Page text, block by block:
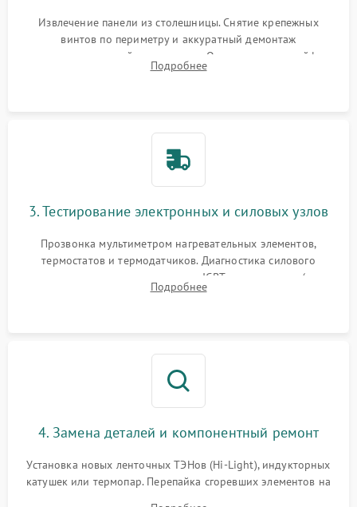
Извлечение панели из столешницы. Снятие крепежных
винтов по периметру и аккуратный демонтаж
стеклокерамической поверхности. Отсоединение шлейфов
сенсорного блока для доступа к силовым платам, катушкам
Подробнее
3. Тестирование электронных и силовых узлов
Прозвонка мультиметром нагревательных элементов,
термостатов и термодатчиков. Диагностика силового
модуля, реле, диодных мостов и IGBT-транзисторов (для
индукции). Проверка кранов и газ-контроля (для газовых
Подробнее
4. Замена деталей и компонентный ремонт
Установка новых ленточных ТЭНов (Hi-Light), индукторных
катушек или термопар. Перепайка сгоревших элементов на